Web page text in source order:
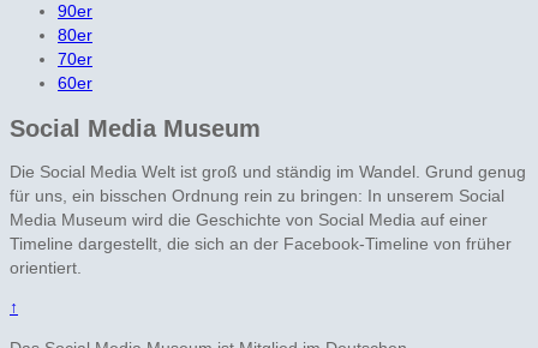
90er
80er
70er
60er
Social Media Museum
Die Social Media Welt ist groß und ständig im Wandel. Grund genug
für uns, ein bisschen Ordnung rein zu bringen: In unserem Social
Media Museum wird die Geschichte von Social Media auf einer
Timeline dargestellt, die sich an der Facebook-Timeline von früher
orientiert.
↑